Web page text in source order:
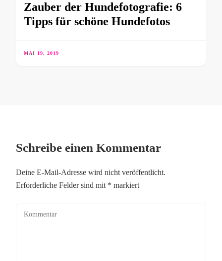
Zauber der Hundefotografie: 6
Tipps für schöne Hundefotos
MAI 19, 2019
Schreibe einen Kommentar
Deine E-Mail-Adresse wird nicht veröffentlicht.
Erforderliche Felder sind mit * markiert